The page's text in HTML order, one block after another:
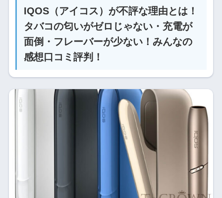
IQOS（アイコス）が不評な理由とは！
タバコの匂いがゼロじゃない・充電が
面倒・フレーバーが少ない！みんなの
感想口コミ評判！